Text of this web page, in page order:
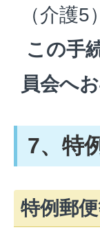
（介護
この手
員会へ
7、特
特例郵